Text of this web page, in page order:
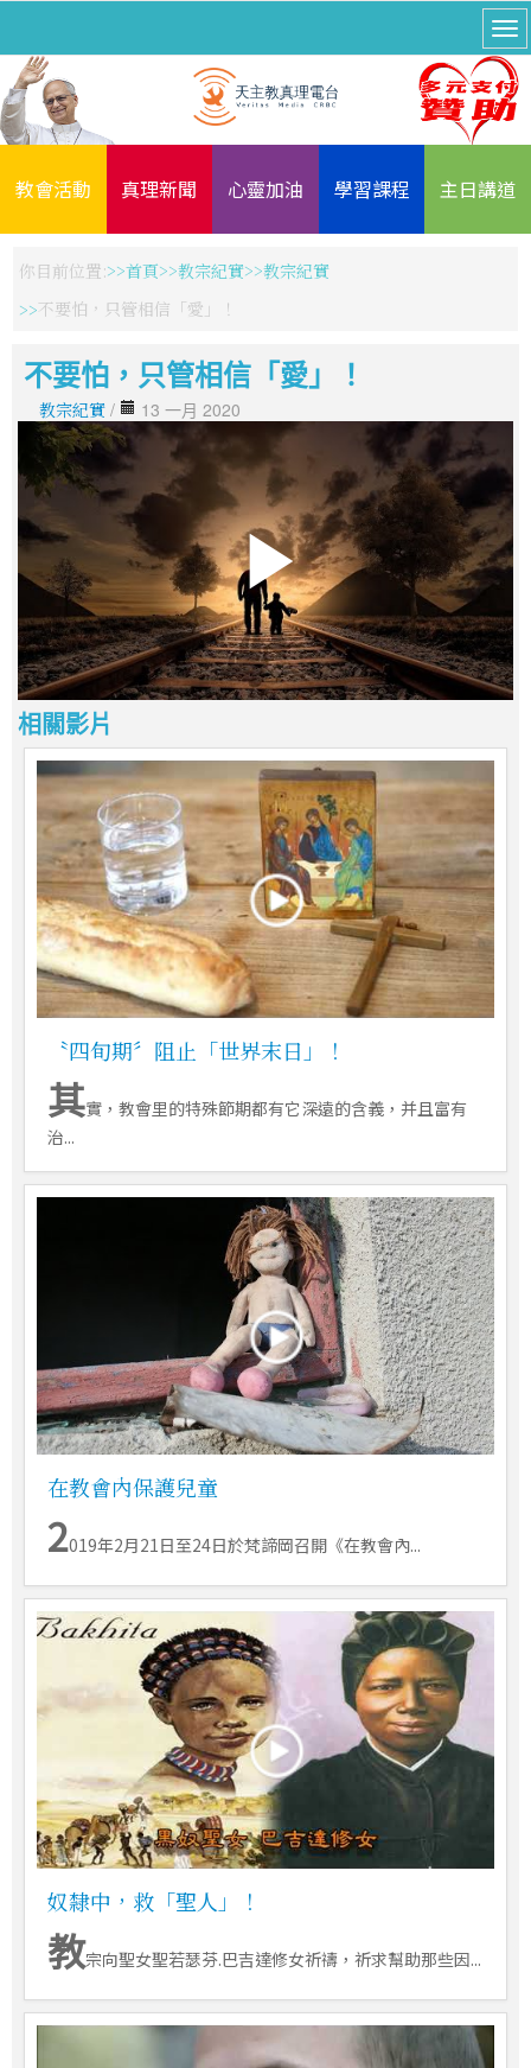
教會活動 真理新聞 心靈加油 學習課程 主日講道
你目前位置: 首頁 教宗紀實
教宗紀實
不要怕，只管相信「愛」！
不要怕，只管相信「愛」！
教宗紀實 / 13 一月 2020
相關影片
〝四旬期〞阻止「世界末日」！
其實，教會里的特殊節期都有它深遠的含義，并且富有
治...
在教會內保護兒童
2019年2月21日至24日於梵諦岡召開《在教會內...
奴隸中，救「聖人」！
教宗向聖女聖若瑟芬.巴吉達修女祈禱，祈求幫助那些因...